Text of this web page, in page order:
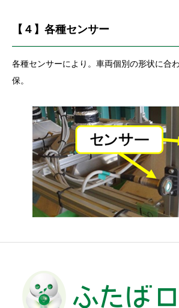
【４】各種センサー
各種センサーにより。車両個別の形状に合
保。